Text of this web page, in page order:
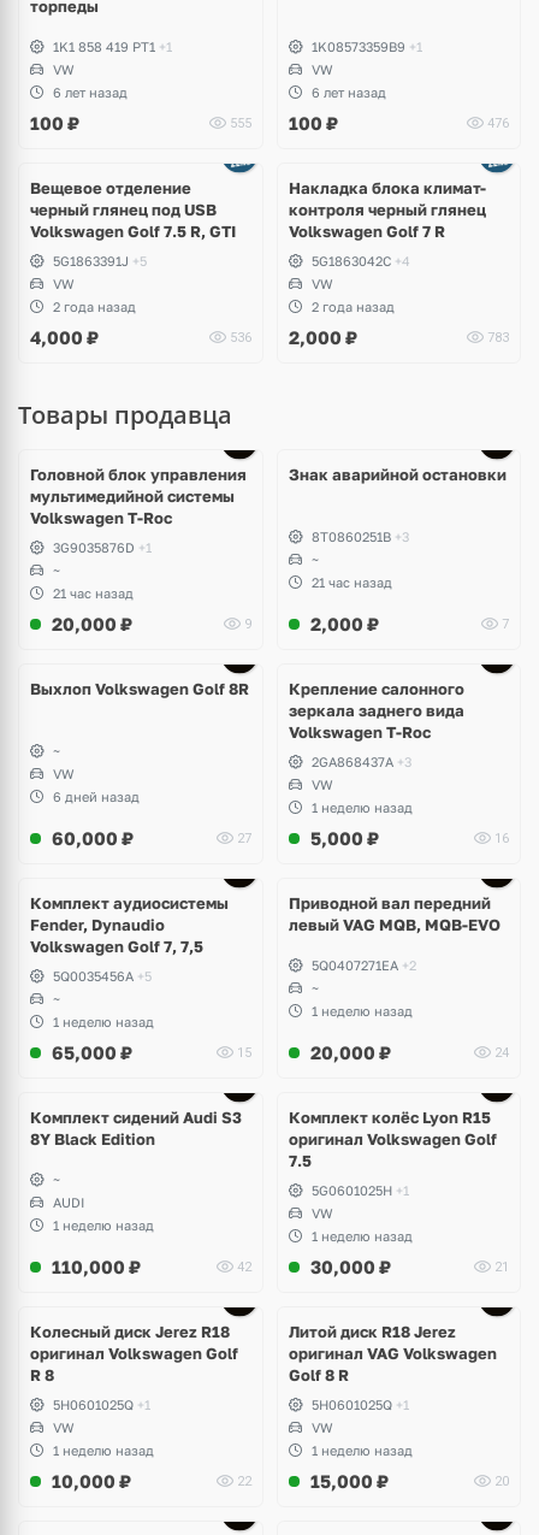
торпеды
1K1 858 419 PT1 +1
VW
6 лет назад
100 ₽ 555
1K08573359B9 +1
VW
6 лет назад
100 ₽ 476
Вещевое отделение
черный глянец под USB
Volkswagen Golf 7.5 R, GTI
5G1863391J +5
VW
2 года назад
4,000 ₽ 536
Накладка блока климат-
контроля черный глянец
Volkswagen Golf 7 R
5G1863042C +4
VW
2 года назад
2,000 ₽ 783
Товары продавца
Головной блок управления
мультимедийной системы
Volkswagen T-Roc
3G9035876D +1
~
21 час назад
20,000 ₽ 9
Знак аварийной остановки
8T0860251B +3
~
21 час назад
2,000 ₽ 7
Выхлоп Volkswagen Golf 8R
~
VW
6 дней назад
60,000 ₽ 27
Крепление салонного
зеркала заднего вида
Volkswagen T-Roc
2GA868437A +3
VW
1 неделю назад
5,000 ₽ 16
Комплект аудиосистемы
Fender, Dynaudio
Volkswagen Golf 7, 7,5
5Q0035456A +5
~
1 неделю назад
65,000 ₽ 15
Приводной вал передний
левый VAG MQB, MQB-EVO
5Q0407271EA +2
~
1 неделю назад
20,000 ₽ 24
Комплект сидений Audi S3
8Y Black Edition
~
AUDI
1 неделю назад
110,000 ₽ 42
Комплект колёс Lyon R15
оригинал Volkswagen Golf
7.5
5G0601025H +1
VW
1 неделю назад
30,000 ₽ 21
Колесный диск Jerez R18
оригинал Volkswagen Golf
R 8
5H0601025Q +1
VW
1 неделю назад
10,000 ₽ 22
Литой диск R18 Jerez
оригинал VAG Volkswagen
Golf 8 R
5H0601025Q +1
VW
1 неделю назад
15,000 ₽ 20